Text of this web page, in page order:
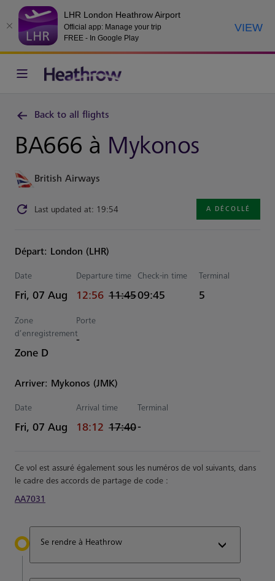
LHR London Heathrow Airport
Official app: Manage your trip
FREE - In Google Play
VIEW
Back to all flights
BA666 à Mykonos
British Airways
Last updated at: 19:54 A DÉCOLLÉ
Départ: London (LHR)
Date
Fri, 07 Aug
Departure time
actual Heure
12:56
Estimated Heure
11:45
Check-in time
09:45
Terminal
5
Zone
d’enregistrement
Zone D
Porte
-
Arriver: Mykonos (JMK)
Date
Fri, 07 Aug
Arrival time
actual Heure
18:12
Estimated Heure
17:40
Terminal
-
Ce vol est assuré également sous les numéros de vol suivants, dans
le cadre des accords de partage de code :
AA7031
Se rendre à Heathrow